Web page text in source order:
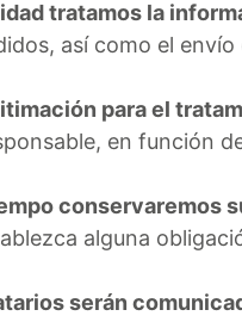
tratamos la
así como el
para el
en función
conservaremos
alguna
serán